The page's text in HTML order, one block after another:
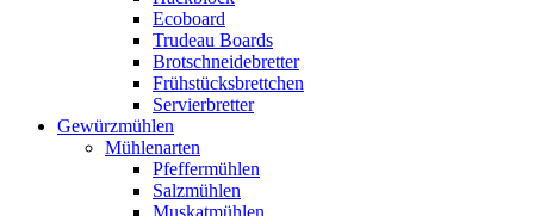
Ecoboard
Trudeau Boards
Brotschneidebretter
Frühstücksbrettchen
Servierbretter
Gewürzmühlen
Mühlenarten
Pfeffermühlen
Salzmühlen
Muskatmühlen